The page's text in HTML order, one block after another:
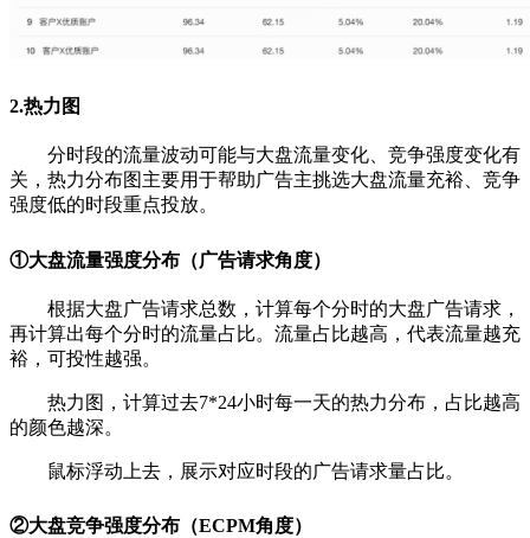
2.热力图
分时段的流量波动可能与大盘流量变化、竞争强度变化有
关，热力分布图主要用于帮助广告主挑选大盘流量充裕、竞争
强度低的时段重点投放。
①大盘流量强度分布（广告请求角度）
根据大盘广告请求总数，计算每个分时的大盘广告请求，
再计算出每个分时的流量占比。流量占比越高，代表流量越充
裕，可投性越强。
热力图，计算过去7*24小时每一天的热力分布，占比越高
的颜色越深。
鼠标浮动上去，展示对应时段的广告请求量占比。
②大盘竞争强度分布（ECPM角度）